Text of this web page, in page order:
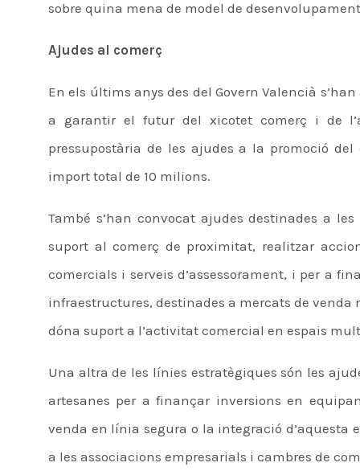
sobre quina mena de model de
Ajudes al comerç
En els últims anys des del Govern Valencià
a garantir el futur del xicotet comerç i de
pressupostària de les ajudes a la promoció
import total de 10 milions.
També s’han convocat ajudes destinades a
suport al comerç de proximitat, realitzar
comercials i serveis d’assessorament, i per a
infraestructures, destinades a mercats de
dóna suport a l’activitat comercial en espais
Una altra de les línies estratègiques són les
artesanes per a finançar inversions en
venda en línia segura o la integració
a les associacions empresarials i cambres de